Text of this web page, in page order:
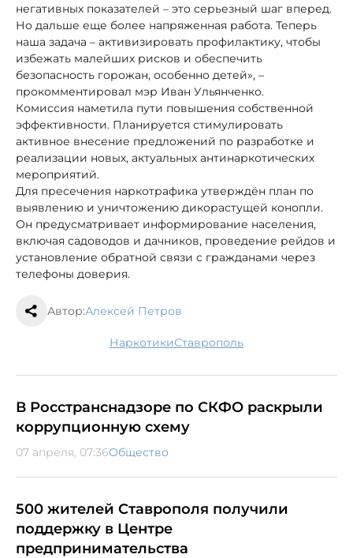
негативных показателей – это серьезный шаг вперед.
Но дальше еще более напряженная работа. Теперь
наша задача – активизировать профилактику, чтобы
избежать малейших рисков и обеспечить
безопасность горожан, особенно детей», –
прокомментировал мэр Иван Ульянченко.
Комиссия наметила пути повышения собственной
эффективности. Планируется стимулировать
активное внесение предложений по разработке и
реализации новых, актуальных антинаркотических
мероприятий.
Для пресечения наркотрафика утверждён план по
выявлению и уничтожению дикорастущей конопли.
Он предусматривает информирование населения,
включая садоводов и дачников, проведение рейдов и
установление обратной связи с гражданами через
телефоны доверия.
Автор:Алексей Петров
наркотики Ставрополь
В Росстранснадзоре по СКФО раскрыли
коррупционную схему
07 апреля, 07:36Общество
500 жителей Ставрополя получили
поддержку в Центре
предпринимательства